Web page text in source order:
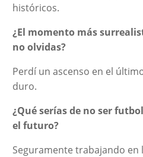
históricos.
¿El momento más
no olvidas?
Perdí un ascenso en el
duro.
¿Qué serías de no ser
el futuro?
Seguramente trabajando en